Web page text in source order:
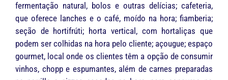
fermentação natural, bolos e outras delícias; cafeteria,
que oferece lanches e o café, moído na hora; fiamberia;
seção de hortifrúti; horta vertical, com hortaliças que
podem ser colhidas na hora pelo cliente; açougue; espaço
gourmet, local onde os clientes têm a opção de consumir
vinhos, chopp e espumantes, além de carnes preparadas